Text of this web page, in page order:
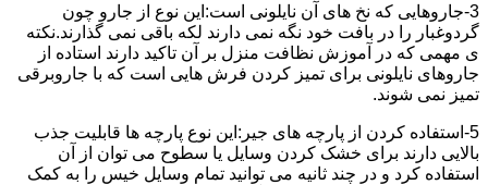
3-جاروهایی که نخ های آن نایلونی است:این نوع از جارو چون
گردوغبار را در بافت خود نگه نمی دارند لکه باقی نمی گذارند.نکته
ی مهمی که در آموزش نظافت منزل بر آن تاکید دارند استاده از
جاروهای نایلونی برای تمیز کردن فرش هایی است که با جاروبرقی
تمیز نمی شوند.
5-استفاده کردن از پارچه های جیر:این نوع پارچه ها قابلیت جذب
بالایی دارند برای خشک کردن وسایل یا سطوح می توان از آن
استفاده کرد و در چند ثانیه می توانید تمام وسایل خیس را به کمک